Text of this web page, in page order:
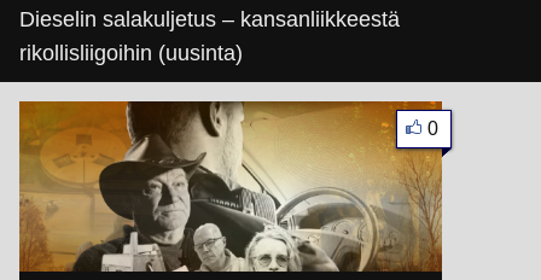
Dieselin salakuljetus – kansanliikkeestä
rikollisliigoihin (uusinta)
0